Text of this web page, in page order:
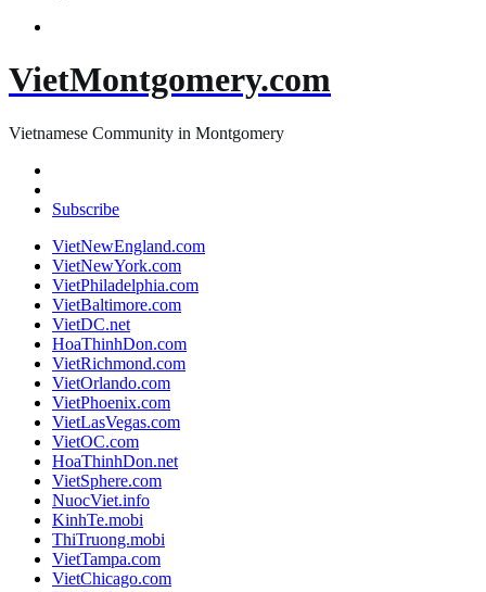
VietMontgomery.com
Vietnamese Community in Montgomery
Subscribe
VietNewEngland.com
VietNewYork.com
VietPhiladelphia.com
VietBaltimore.com
VietDC.net
HoaThinhDon.com
VietRichmond.com
VietOrlando.com
VietPhoenix.com
VietLasVegas.com
VietOC.com
HoaThinhDon.net
VietSphere.com
NuocViet.info
KinhTe.mobi
ThiTruong.mobi
VietTampa.com
VietChicago.com